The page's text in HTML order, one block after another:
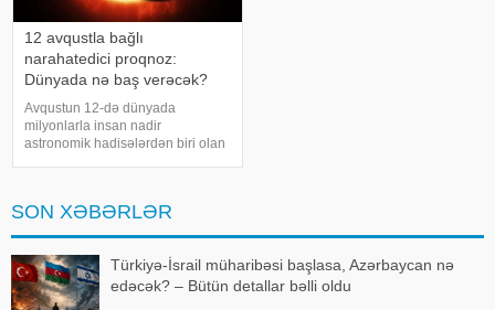
12 avqustla bağlı
narahatedici proqnoz:
Dünyada nə baş verəcək?
Avqustun 12-də dünyada
milyonlarla insan nadir
astronomik hadisələrdən biri olan
hesabla hər 18 aydan bir baş
SON XƏBƏRLƏR
Türkiyə-İsrail müharibəsi başlasa, Azərbaycan nə
edəcək? – Bütün detallar bəlli oldu